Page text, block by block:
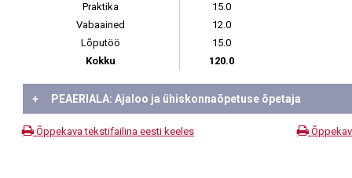
Praktika
15.0
Vabaained
12.0
Lõputöö
15.0
Kokku
120.0
+ PEAERIALA: Ajaloo ja ühiskonnaõpetuse õpetaja
Õppekava tekstifailina eesti keeles